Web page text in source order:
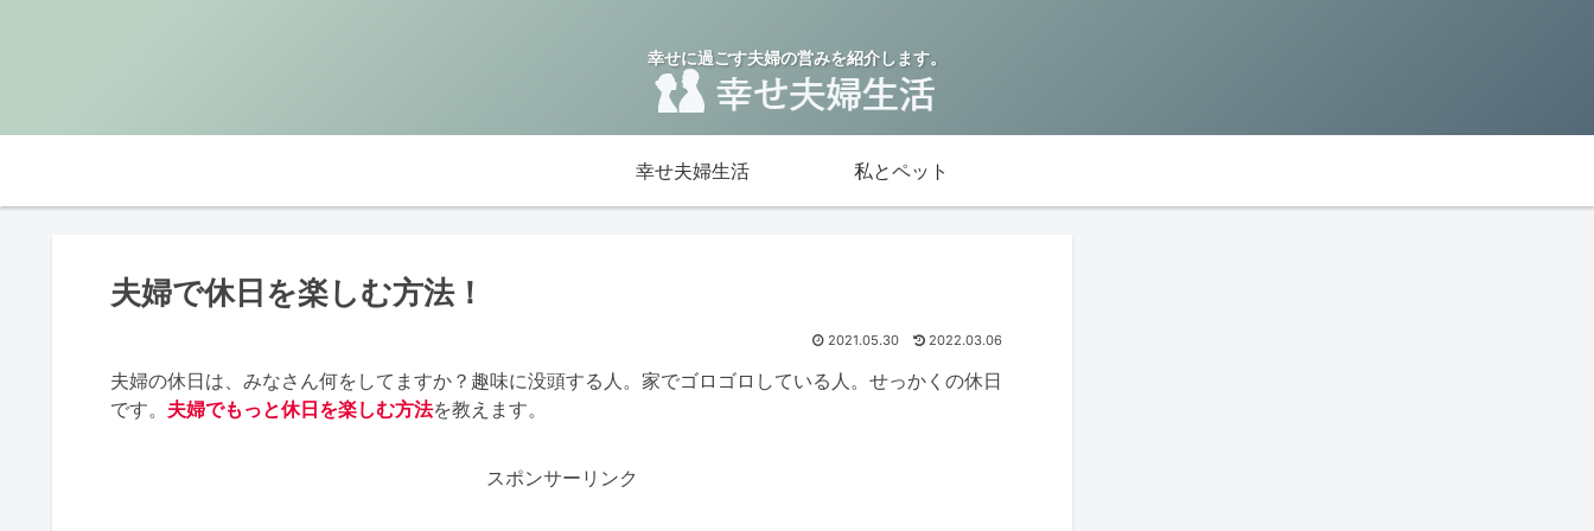
幸せに過ごす夫婦の営みを紹介します。
幸せ夫婦生活 私とペット
夫婦で休日を楽しむ方法！
2021.05.30 2022.03.06
夫婦の休日は、みなさん何をしてますか？趣味に没頭する人。家でゴロゴロしている人。せっかくの休日
です。 夫婦でもっと休日を楽しむ方法を教えます。
スポンサーリンク